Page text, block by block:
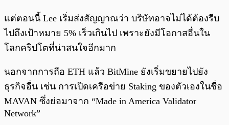
แต่ตอนนี้ Lee เริ่มส่งสัญญาณว่า บริษัทอาจไม่ได้ต้องรีบ
ไปถึงเป้าหมาย 5% เร็วเกินไป เพราะยังมีโอกาสอื่นใน
โลกคริปโตที่น่าสนใจอีกมาก
นอกจากการถือ ETH แล้ว BitMine ยังเริ่มขยายไปยัง
ธุรกิจอื่น เช่น การเปิดเครือข่าย Staking ของตัวเองในชื่อ
MAVAN ซึ่งย่อมาจาก “Made in America Validator
Network”